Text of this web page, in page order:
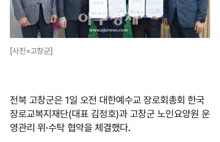
[사진=고창군]
전북 고창군은 1일 오전 대한예수교 장로회총회 한국
장로교복지재단(대표 김정호)과 고창군 노인요양원 운
영관리 위·수탁 협약을 체결했다.